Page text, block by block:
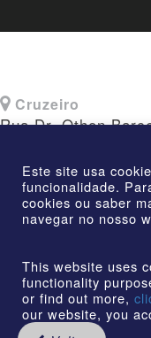
Cruzeiro
Rua Dr. Othon
Este site usa
funcionalidade.
cookies ou saber
navegar no nosso
This website uses
functionality
or find out more,
our website, you